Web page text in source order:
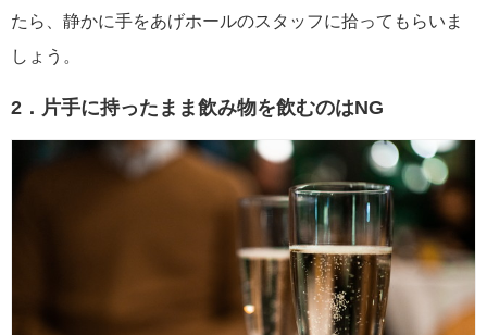
たら、静かに手をあげホールのスタッフに拾ってもらいま
しょう。
2．片手に持ったまま飲み物を飲むのはNG